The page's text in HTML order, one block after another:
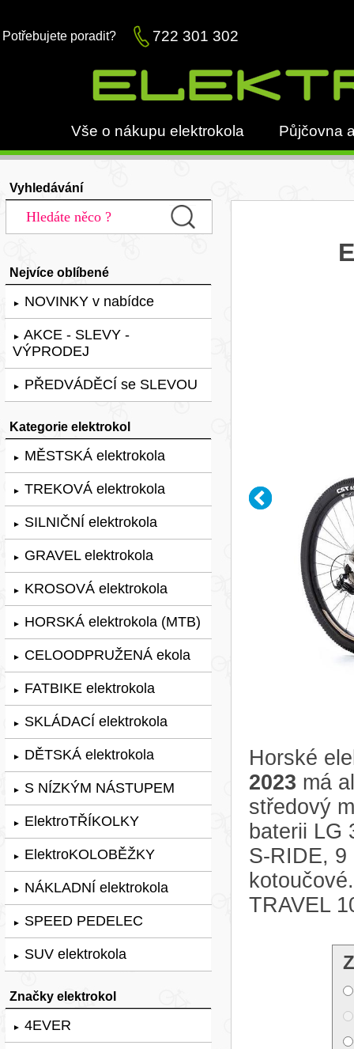
Potřebujete poradit? 722 301 302
Vše o nákupu elektrokola Půjčovna
Vyhledávání
Nejvíce oblíbené
► NOVINKY v nabídce
► AKCE - SLEVY -
VÝPRODEJ
► PŘEDVÁDĚCÍ se SLEVOU
Kategorie elektrokol
► MĚSTSKÁ elektrokola
► TREKOVÁ elektrokola
► SILNIČNÍ elektrokola
► GRAVEL elektrokola
► KROSOVÁ elektrokola
► HORSKÁ elektrokola (MTB)
► CELOODPRUŽENÁ ekola
► FATBIKE elektrokola
► SKLÁDACÍ elektrokola
► DĚTSKÁ elektrokola
► S NÍZKÝM NÁSTUPEM
► ElektroTŘÍKOLKY
► ElektroKOLOBĚŽKY
► NÁKLADNÍ elektrokola
► SPEED PEDELEC
► SUV elektrokola
Značky elektrokol
► 4EVER
Horské
2023 má
středový
baterii LG
S-RIDE, 9
TRAVEL